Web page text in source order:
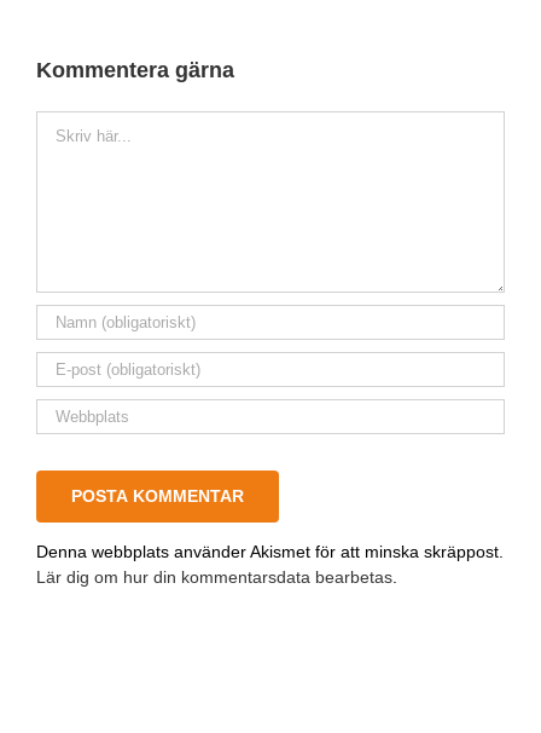
Kommentera gärna
Denna webbplats använder Akismet för att minska skräppost.
Lär dig om hur din kommentarsdata bearbetas.